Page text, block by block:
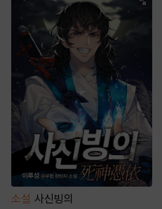
소설 사신빙의